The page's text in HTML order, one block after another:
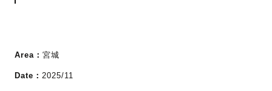
Area： 宮城
Date： 2025/11